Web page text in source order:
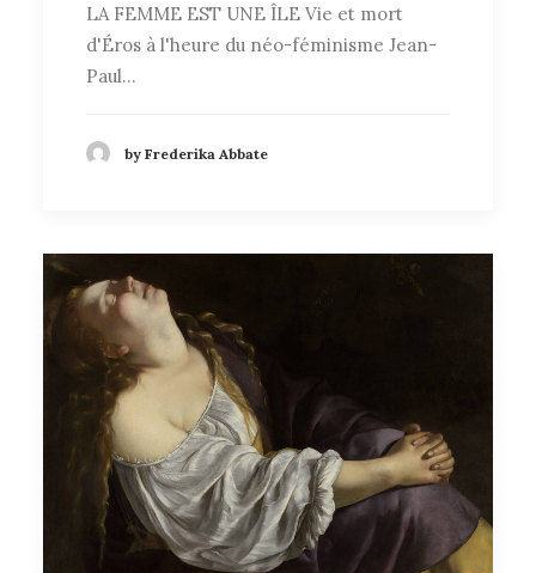
LA FEMME EST UNE ÎLE Vie et mort
d'Éros à l'heure du néo-féminisme Jean-
Paul…
by Frederika Abbate